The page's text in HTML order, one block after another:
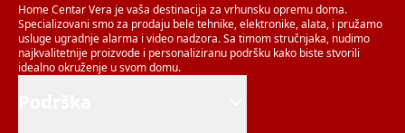
Home Centar Vera je vaša destinacija za vrhunsku opremu doma.
Specializovani smo za prodaju bele tehnike, elektronike, alata, i pružamo
usluge ugradnje alarma i video nadzora. Sa timom stručnjaka, nudimo
najkvalitetnije proizvode i personaliziranu podršku kako biste stvorili
idealno okruženje u svom domu.